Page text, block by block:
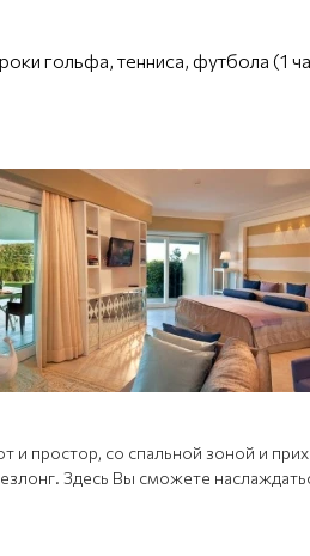
гольфа, тенниса, футбола (1
и простор, со спальной зоной и
Здесь Вы сможете